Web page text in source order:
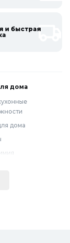
и быстрая
дома
дома